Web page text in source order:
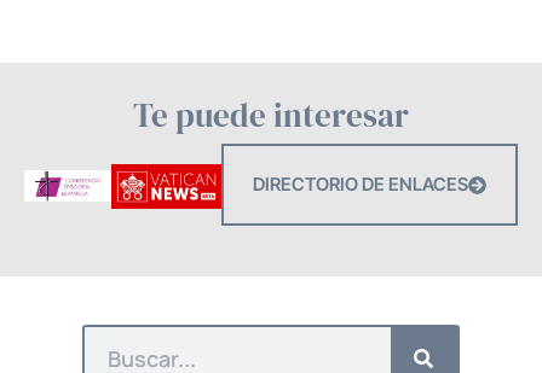
Te puede interesar
DIRECTORIO DE ENLACES